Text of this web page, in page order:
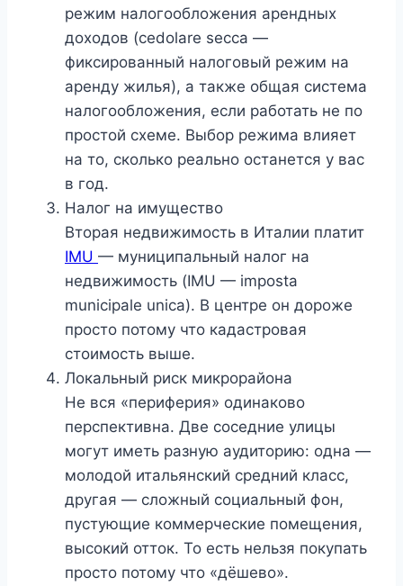
режим налогообложения арендных
доходов (cedolare secca —
фиксированный налоговый режим на
аренду жилья), а также общая система
налогообложения, если работать не по
простой схеме. Выбор режима влияет
на то, сколько реально останется у вас
в год.
Налог на имущество
Вторая недвижимость в Италии платит
IMU — муниципальный налог на
недвижимость (IMU — imposta
municipale unica). В центре он дороже
просто потому что кадастровая
стоимость выше.
Локальный риск микрорайона
Не вся «периферия» одинаково
перспективна. Две соседние улицы
могут иметь разную аудиторию: одна —
молодой итальянский средний класс,
другая — сложный социальный фон,
пустующие коммерческие помещения,
высокий отток. То есть нельзя покупать
просто потому что «дёшево».